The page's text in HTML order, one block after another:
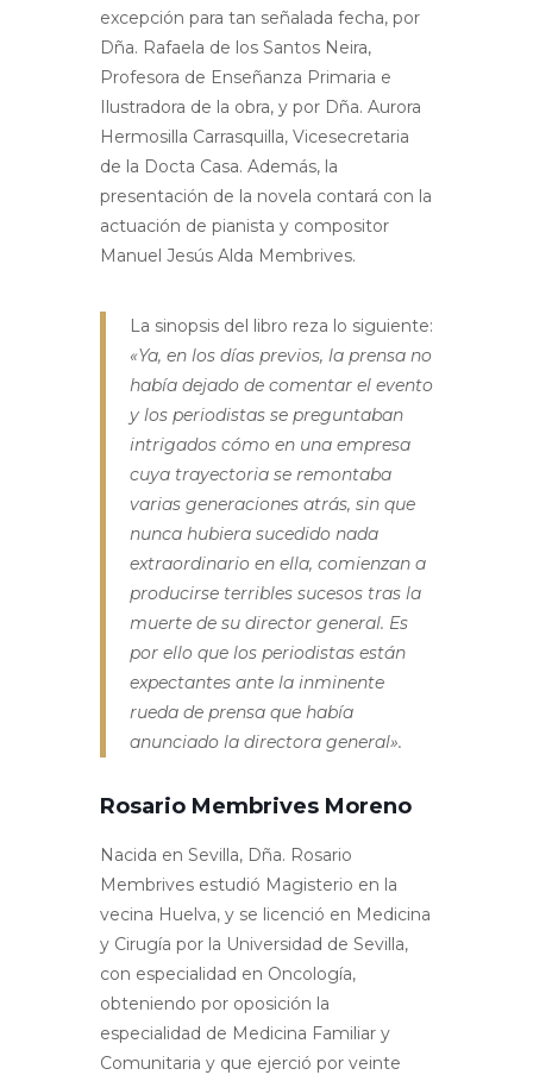
excepción para tan señalada fecha, por
Dña. Rafaela de los Santos Neira,
Profesora de Enseñanza Primaria e
Ilustradora de la obra, y por Dña. Aurora
Hermosilla Carrasquilla, Vicesecretaria
de la Docta Casa. Además, la
presentación de la novela contará con la
actuación de pianista y compositor
Manuel Jesús Alda Membrives.
La sinopsis del libro reza lo siguiente:
«Ya, en los días previos, la prensa no
había dejado de comentar el evento
y los periodistas se preguntaban
intrigados cómo en una empresa
cuya trayectoria se remontaba
varias generaciones atrás, sin que
nunca hubiera sucedido nada
extraordinario en ella, comienzan a
producirse terribles sucesos tras la
muerte de su director general. Es
por ello que los periodistas están
expectantes ante la inminente
rueda de prensa que había
anunciado la directora general».
Rosario Membrives Moreno
Nacida en Sevilla, Dña. Rosario
Membrives estudió Magisterio en la
vecina Huelva, y se licenció en Medicina
y Cirugía por la Universidad de Sevilla,
con especialidad en Oncología,
obteniendo por oposición la
especialidad de Medicina Familiar y
Comunitaria y que ejerció por veinte